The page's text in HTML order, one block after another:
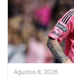
Ağustos 6, 2026